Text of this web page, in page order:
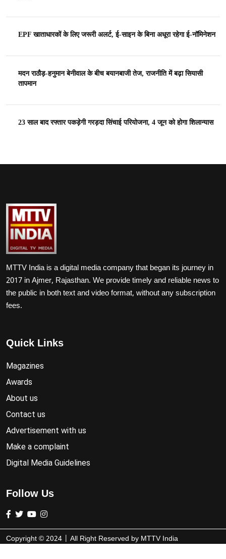
EPF खाताधारकों के लिए जरूरी अलर्ट, ई-साइन के बिना अधूरा रहेगा ई-नॉमिनेशन
मदन राठौड़-हनुमान बेनीवाल के बीच बयानबाजी तेज, राजनीति में बढ़ा सियासी
तापमान
23 साल बाद रफ्तार पकड़ेगी गरड़दा सिंचाई परियोजना, 4 जून को होगा शिलान्यास
MTTV India is a digital media company that began its journey in
2017 in Ajmer, Rajasthan. We provide timely and reliable news to
the public in both text and video format, without any subscription
fees.
Quick Links
Magazines
Awards
About us
Contact us
Advertisement with us
Make a complaint
Digital Media Guidelines
Follow Us
Copyright © 2024 | All Right Reserved by MTTV India